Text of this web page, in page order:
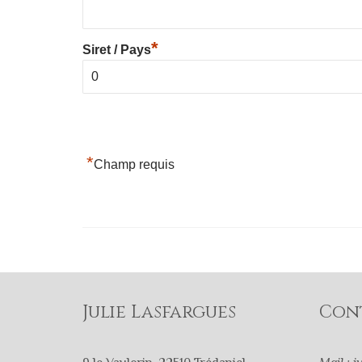
Siret / Pays*
*Champ requis
Julie Lasfargues